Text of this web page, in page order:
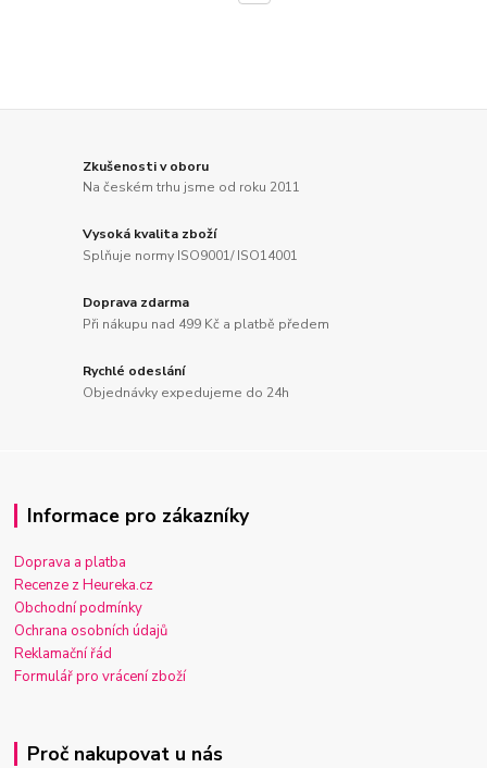
Zkušenosti v oboru
Na českém trhu jsme od roku 2011
Vysoká kvalita zboží
Splňuje normy ISO9001/ ISO14001
Doprava zdarma
Při nákupu nad 499 Kč a platbě předem
Rychlé odeslání
Objednávky expedujeme do 24h
Informace pro zákazníky
Doprava a platba
Recenze z Heureka.cz
Obchodní podmínky
Ochrana osobních údajů
Reklamační řád
Formulář pro vrácení zboží
Proč nakupovat u nás